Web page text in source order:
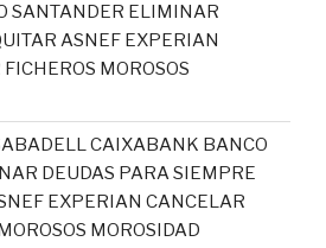
SANTANDER ELIMINAR
ASNEF EXPERIAN
MOROSOS
CAIXABANK BANCO
DEUDAS PARA SIEMPRE
EXPERIAN CANCELAR
MOROSIDAD